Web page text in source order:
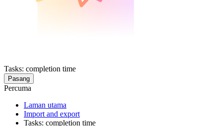
Tasks: completion time
Pasang
Percuma
Laman utama
Import and export
Tasks: completion time